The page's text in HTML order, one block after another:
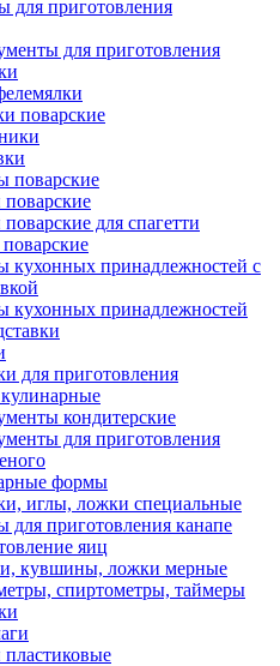
для приготовления
для приготовления
поварские
для спагетти
кухонных принадлежностей с
кухонных принадлежностей
для приготовления
кондитерские
для приготовления
формы
иглы, ложки специальные
для приготовления канапе
яиц
кувшины, ложки мерные
спиртометры, таймеры